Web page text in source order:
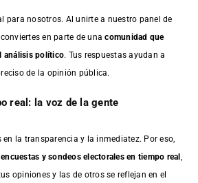
para nosotros. Al unirte a nuestro panel de
en parte de unacomunidad que
análisis político. Tus respuestas ayudan a
de la opinión pública.
real: la voz de la gente
en la transparencia y la inmediatez. Por eso,
encuestas y sondeos electorales en tiempo real
opiniones y las de otros se reflejan en el